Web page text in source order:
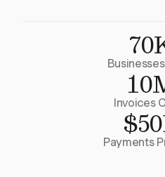
Invoices
Payments